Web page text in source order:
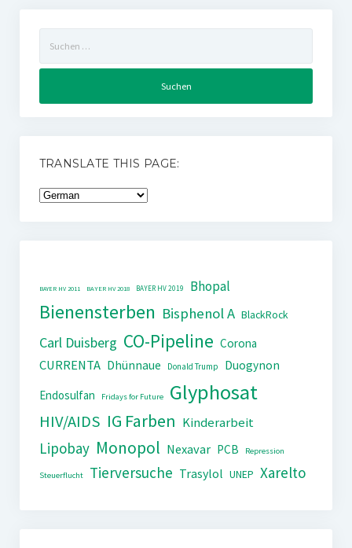
nach:
TRANSLATE THIS PAGE:
BAYER HV 2011 BAYER HV 2018 BAYER HV 2019 Bhopal
Bienensterben Bisphenol A BlackRock
Carl Duisberg CO-Pipeline Corona
CURRENTA Dhünnaue Donald Trump
Duogynon
Endosulfan
Fridays for Future Glyphosat
HIV/AIDS IG Farben Kinderarbeit
Lipobay Monopol Nexavar PCB Repression
Steuerflucht Tierversuche Trasylol UNEP Xarelto